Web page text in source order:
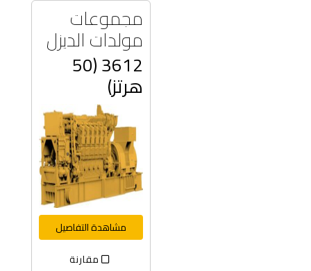
مجموعات
مولدات الديزل
3612 (50
هرتز)
مشاهدة التفاصيل
مقارنة